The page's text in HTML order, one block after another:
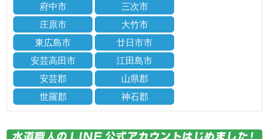
府中市
三次市
庄原市
大竹市
東広島市
廿日市市
安芸高田市
江田島市
安芸郡
山県郡
世羅郡
神石郡